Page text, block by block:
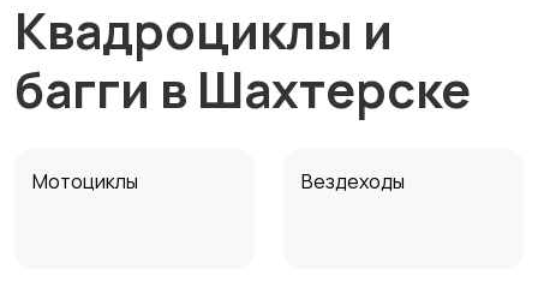
Квадроциклы и
багги в Шахтерске
Мотоциклы Вездеходы